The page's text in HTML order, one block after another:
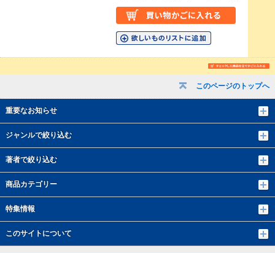
このページのトップへ
重要なお知らせ
ジャンルで絞り込む
著者で絞り込む
商品カテゴリー
特集情報
このサイトについて